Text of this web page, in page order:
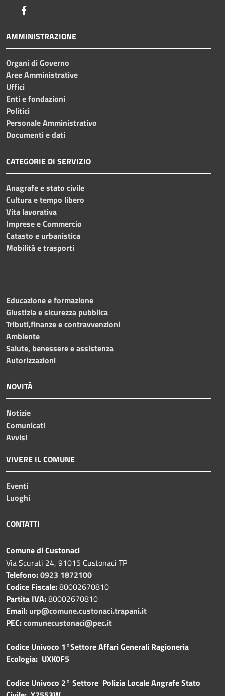
AMMINISTRAZIONE
Organi di Governo
Aree Amministrative
Uffici
Enti e fondazioni
Politici
Personale Amministrativo
Documenti e dati
CATEGORIE DI SERVIZIO
Anagrafe e stato civile
Cultura e tempo libero
Vita lavorativa
Imprese e Commercio
Catasto e urbanistica
Mobilità e trasporti
Educazione e formazione
Giustizia e sicurezza pubblica
Tributi,finanze e contravvenzioni
Ambiente
Salute, benessere e assistenza
Autorizzazioni
NOVITÀ
Notizie
Comunicati
Avvisi
VIVERE IL COMUNE
Eventi
Luoghi
CONTATTI
Comune di Custonaci
Via Scurati 24, 91015 Custonaci TP
Telefono:0923 1872100
Codice Fiscale:80002670810
Partita IVA:80002670810
Email: urp@comune.custonaci.trapani.it
PEC:comunecustonaci@pec.it
Codice Univoco 1°Settore Affari Generali Ragioneria
Ecologia: UXK0F5
Codice Univoco 2° Settore Polizia Locale Angrafe Stato